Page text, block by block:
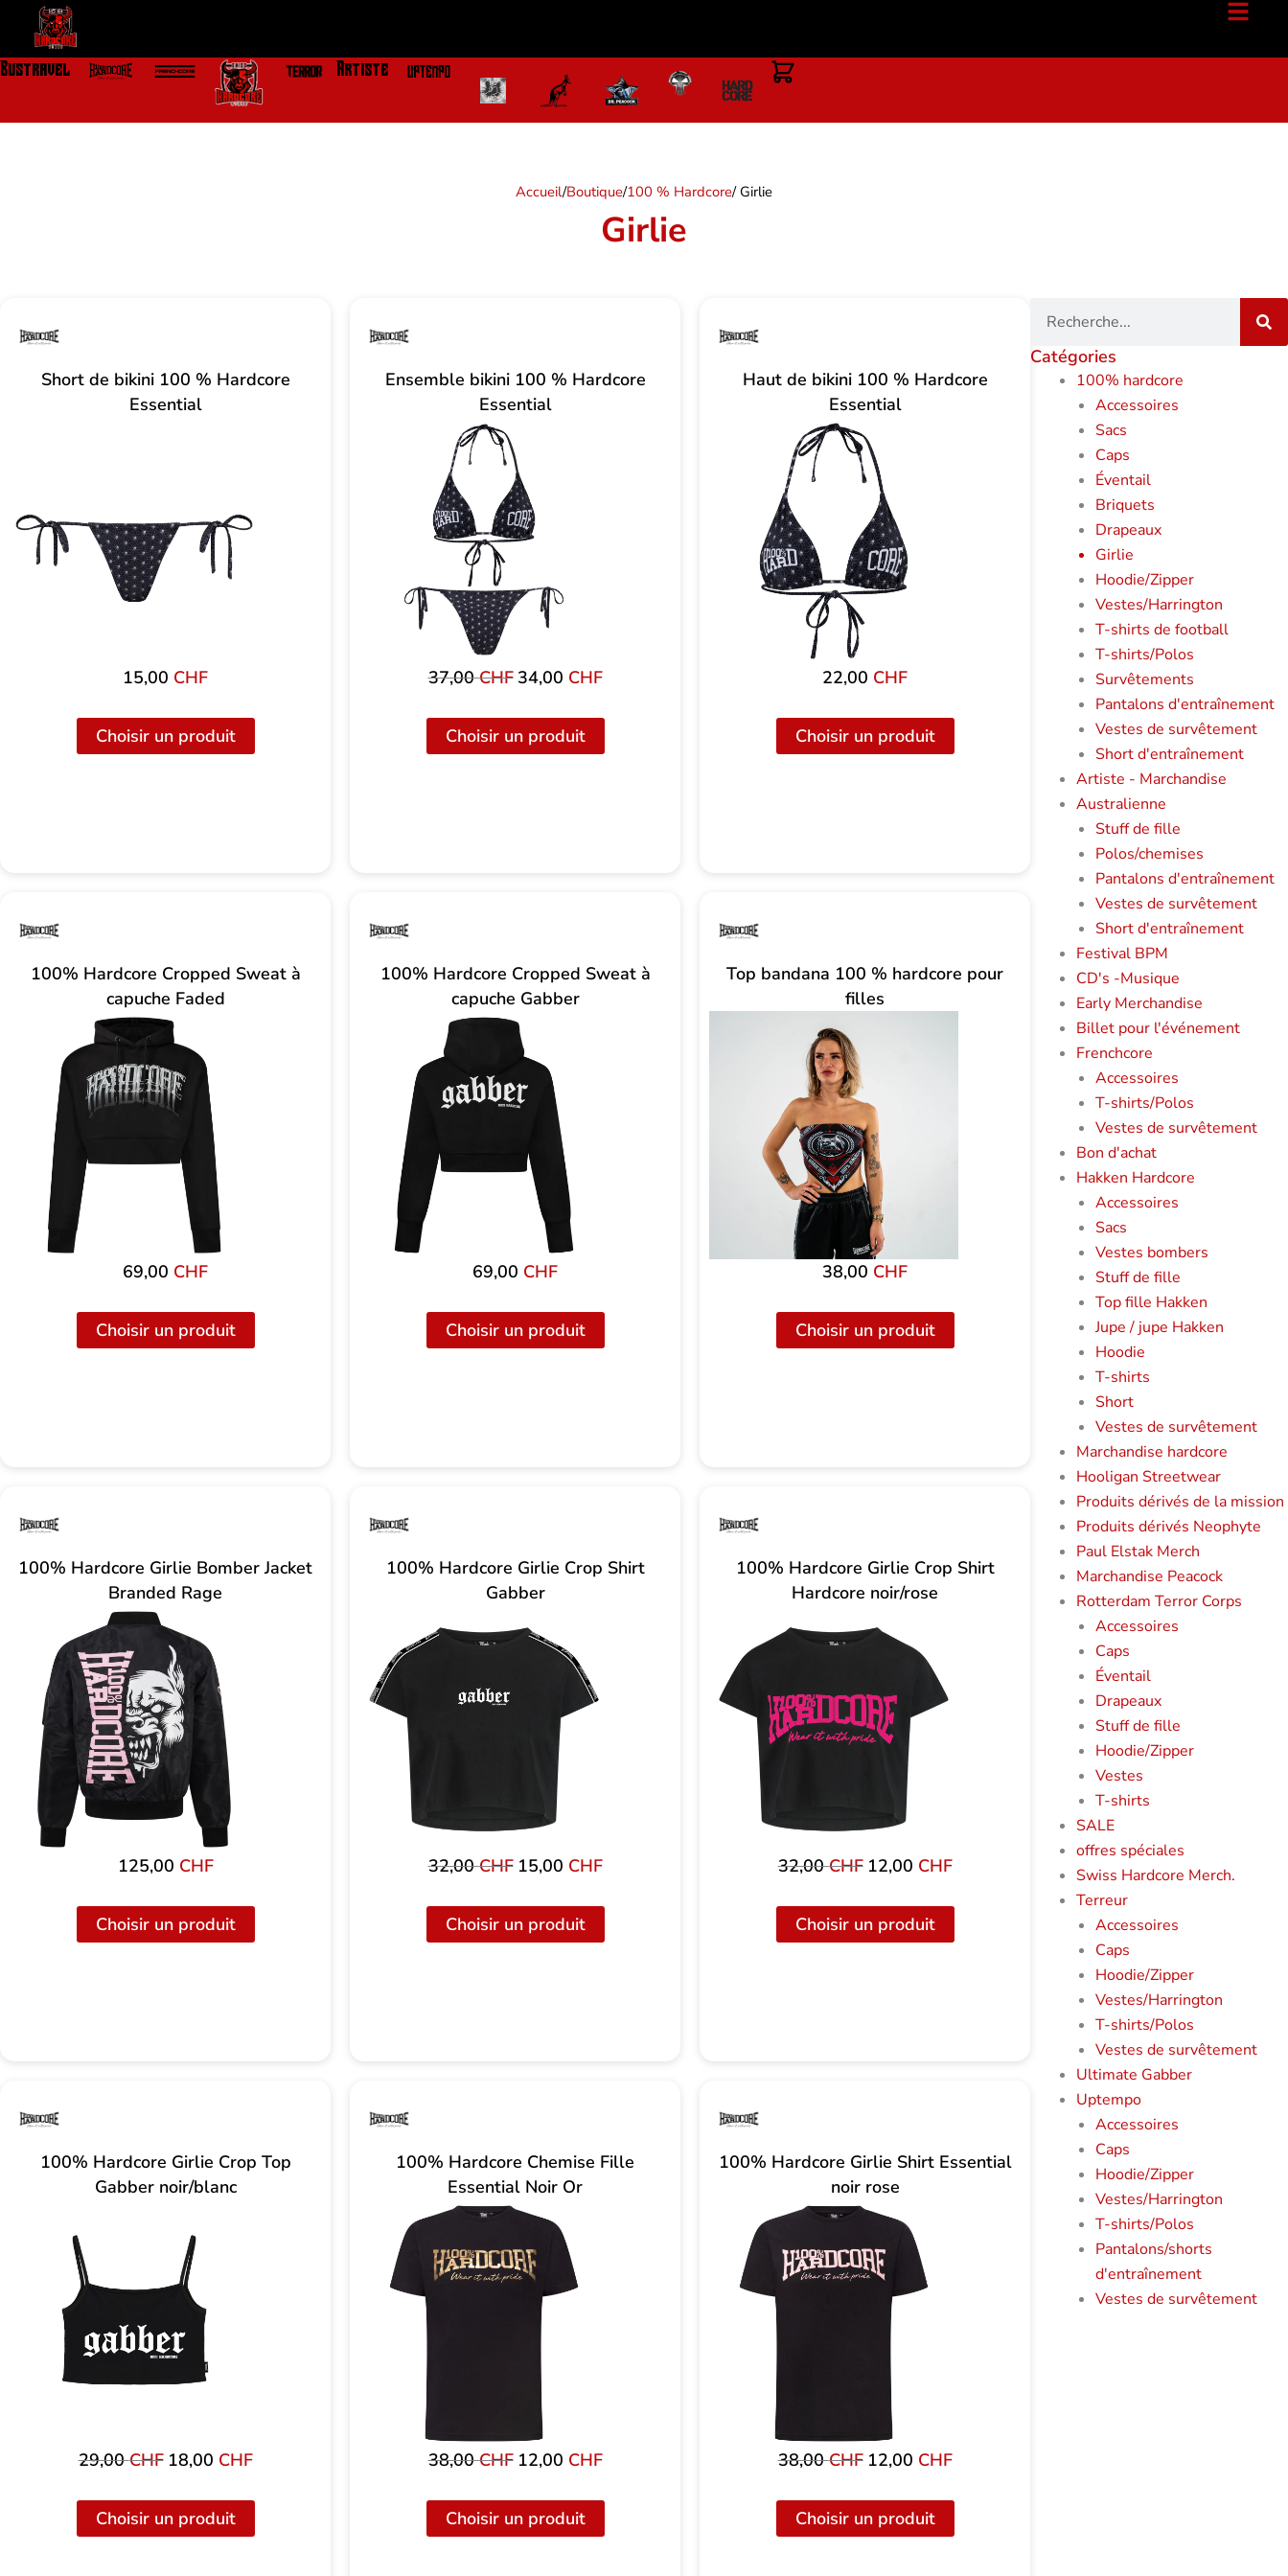
contenu
Bustravel Artiste
Accueil/Boutique/100 % Hardcore/ Girlie
Girlie
Short de bikini 100 % Hardcore
Essential
15,00 CHF
Choisir un produit
Ensemble bikini 100 % Hardcore
Essential
37,00CHF Le
était
34,00 CHFLe
actuel
est
Choisir un produit
Haut de bikini 100 % Hardcore
Essential
22,00 CHF
Choisir un produit
100% Hardcore Cropped Sweat à
capuche Faded
69,00 CHF
Choisir un produit
100% Hardcore Cropped Sweat à
capuche Gabber
69,00 CHF
Choisir un produit
Top bandana 100 % hardcore pour
filles
38,00 CHF
Choisir un produit
100% Hardcore Girlie Bomber Jacket
Branded Rage
125,00 CHF
Choisir un produit
100% Hardcore Girlie Crop Shirt
Gabber
32,00CHF Le
était
15,00 CHFLe
actuel
est
Choisir un produit
100% Hardcore Girlie Crop Shirt
Hardcore noir/rose
32,00CHF Le
était
12,00 CHFLe
actuel
est
Choisir un produit
100% Hardcore Girlie Crop Top
Gabber noir/blanc
29,00CHF Le
était
18,00 CHFLe
actuel
est
Choisir un produit
100% Hardcore Chemise Fille
Essential Noir Or
38,00CHF Le
était
12,00 CHFLe
actuel
est
Choisir un produit
100% Hardcore Girlie Shirt Essential
noir rose
38,00CHF Le
était
12,00 CHFLe
actuel
est
Choisir un produit
Catégories
100% hardcore
Accessoires
Sacs
Caps
Éventail
Briquets
Drapeaux
Girlie
Hoodie/Zipper
Vestes/Harrington
T-shirts de football
T-shirts/Polos
Survêtements
Pantalons d'entraînement
Vestes de survêtement
Short d'entraînement
Artiste - Marchandise
Australienne
Stuff de fille
Polos/chemises
Pantalons d'entraînement
Vestes de survêtement
Short d'entraînement
Festival BPM
CD's -Musique
Early Merchandise
Billet pour l'événement
Frenchcore
Accessoires
T-shirts/Polos
Vestes de survêtement
Bon d'achat
Hakken Hardcore
Accessoires
Sacs
Vestes bombers
Stuff de fille
Top fille Hakken
Jupe / jupe Hakken
Hoodie
T-shirts
Short
Vestes de survêtement
Marchandise hardcore
Hooligan Streetwear
Produits dérivés de la mission
Produits dérivés Neophyte
Paul Elstak Merch
Marchandise Peacock
Rotterdam Terror Corps
Accessoires
Caps
Éventail
Drapeaux
Stuff de fille
Hoodie/Zipper
Vestes
T-shirts
SALE
offres spéciales
Swiss Hardcore Merch.
Terreur
Accessoires
Caps
Hoodie/Zipper
Vestes/Harrington
T-shirts/Polos
Vestes de survêtement
Ultimate Gabber
Uptempo
Accessoires
Caps
Hoodie/Zipper
Vestes/Harrington
T-shirts/Polos
Pantalons/shorts
d'entraînement
Vestes de survêtement